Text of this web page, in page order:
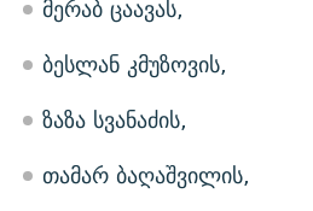
მერაბ ცაავას,
ბესლან კმუზოვის,
ზაზა სვანაძის,
თამარ ბაღაშვილის,